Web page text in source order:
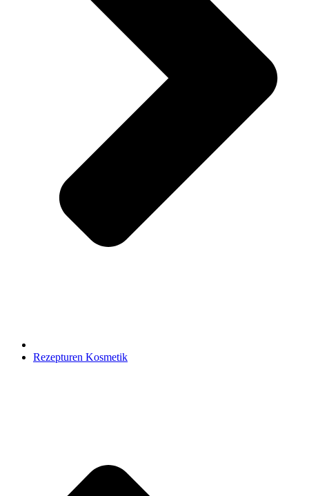
Rezepturen Kosmetik